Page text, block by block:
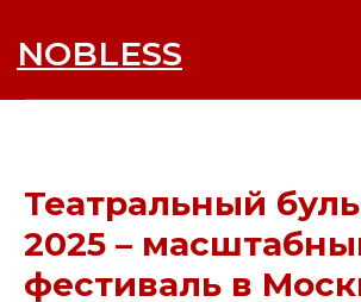
NOBLESS
Театральный
2025 –
фестиваль в